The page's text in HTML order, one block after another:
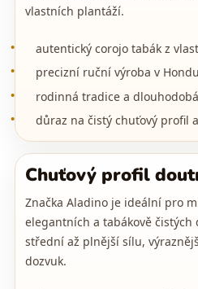
vlastních plantáží.
autentický corojo tabák z
precizní ruční výroba v
rodinná tradice a
důraz na čistý chuťový profil
Chuťový profil
Značka Aladino je ideální pro
elegantních a tabákově
střední až plnější sílu,
dozvuk.